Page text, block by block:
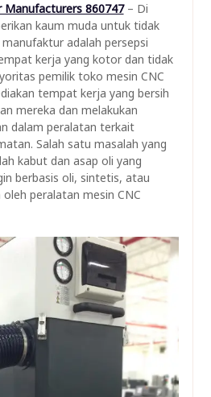
860747– Di
kaum muda untuk tidak
adalah persepsi
kerja yang kotor dan tidak
pemilik toko mesin CNC
tempat kerja yang bersih
mereka dan melakukan
dalam peralatan terkait
Salah satu masalah yang
kabut dan asap oli yang
berbasis oli, sintetis, atau
peralatan mesin CNC